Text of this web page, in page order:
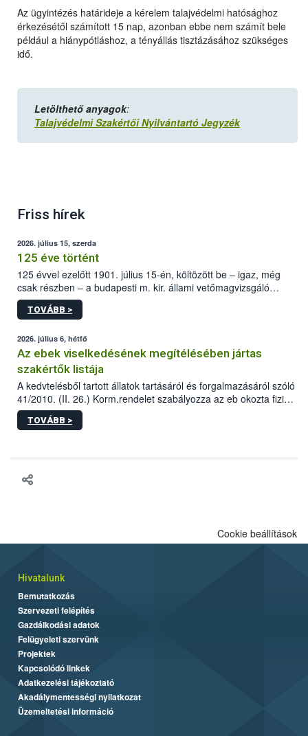
Az ügyintézés határideje a kérelem talajvédelmi hatósághoz
érkezésétől számított 15 nap, azonban ebbe nem számít bele
például a hiánypótláshoz, a tényállás tisztázásához szükséges
idő.
Letölthető anyagok:
Talajvédelmi Szakértői Nyilvántartó Jegyzék
Friss hírek
2026. július 15, szerda
125 éve történt
125 évvel ezelőtt 1901. július 15-én, költözött be – igaz, még
csak részben – a budapesti m. kir. állami vetőmagvizsgáló
állomás a Kis Rókus utca 15. szám alatti, Czigler Győző által
tervezett új épületébe.
TOVÁBB >
2026. július 6, hétfő
Az ebek viselkedésének megítélésében jártas
szakértők listája
A kedvtelésből tartott állatok tartásáról és forgalmazásáról szóló
41/2010. (II. 26.) Korm.rendelet szabályozza az eb okozta fizikai
sérülés, illetve ennek veszélye keletkezésekor felmerülő
hatósági feladatokat, valamint a veszélyes eb tartását és annak
TOVÁBB >
Cookie beállítások
Hivatalunk
Bemutatkozás
Szervezeti felépítés
Gazdálkodási adatok
Felügyeleti szervünk
Projektek
Kapcsolódó linkek
Adatkezelési tájékoztató
Akadálymentességi nyilatkozat
Üzemeltetési információ